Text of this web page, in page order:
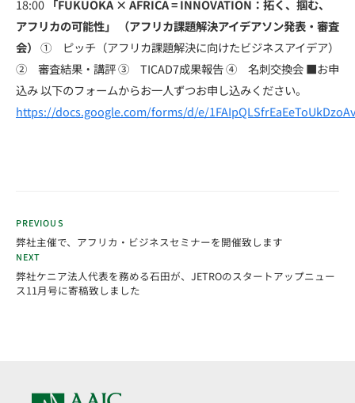
18:00 「FUKUOKA × AFRICA = INNOVATION：拓く、掴む、
アフリカの可能性」 （アフリカ課題解決アイデアソン発表・審査
会） ① ピッチ（アフリカ課題解決に向けたビジネスアイデア）
② 審査結果・講評 ③ TICAD7成果報告 ④ 名刺交換会 ■お申
込み 以下のフォームからお一人ずつお申し込みください。
https://docs.google.com/forms/d/e/
PREVIOUS
弊社主催で、アフリカ・ビジネスセミナーを開催致します
NEXT
弊社ケニア法人代表を務める石田が、JETROのスタートアップニュー
ス11月号に寄稿致しました